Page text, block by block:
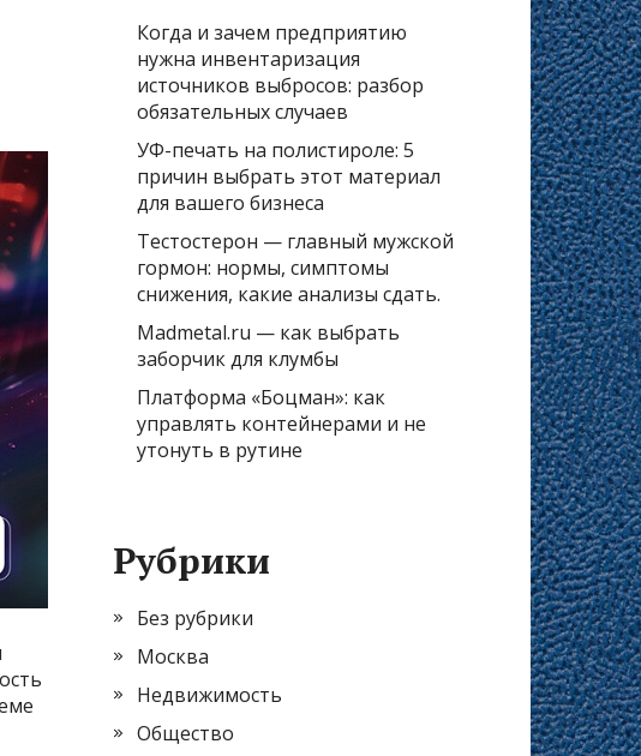
Когда и зачем предприятию
нужна инвентаризация
источников выбросов: разбор
обязательных случаев
УФ-печать на полистироле: 5
причин выбрать этот материал
для вашего бизнеса
Тестостерон — главный мужской
гормон: нормы, симптомы
снижения, какие анализы сдать.
Madmetal.ru — как выбрать
заборчик для клумбы
Платформа «Боцман»: как
управлять контейнерами и не
утонуть в рутине
Рубрики
Без рубрики
Москва
Недвижимость
Общество